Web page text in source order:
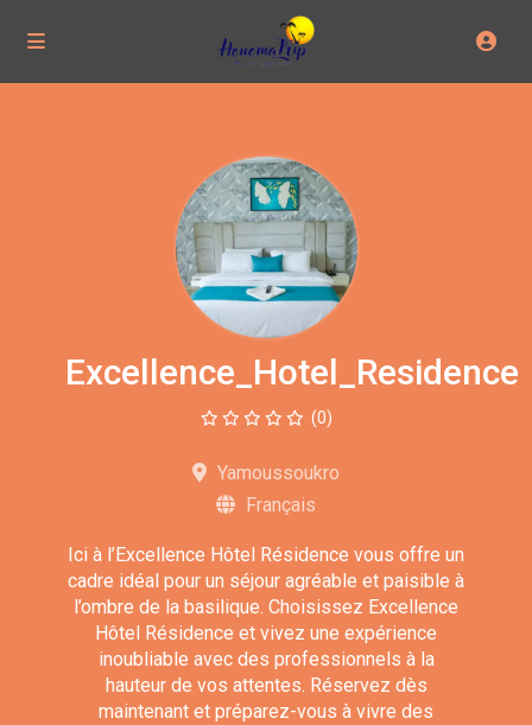
Excellence_Hotel_Residence
(0)
Yamoussoukro
Français
Ici à l’Excellence Hôtel Résidence vous offre un
cadre idéal pour un séjour agréable et paisible à
l’ombre de la basilique. Choisissez Excellence
Hôtel Résidence et vivez une expérience
inoubliable avec des professionnels à la
hauteur de vos attentes. Réservez dès
maintenant et préparez-vous à vivre des